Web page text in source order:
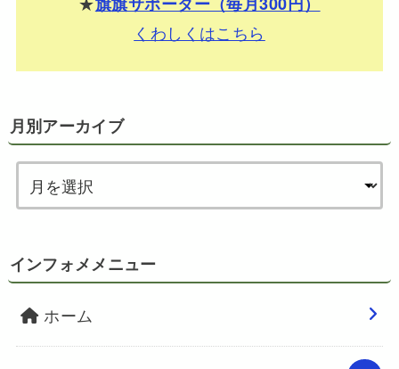
くわしくはこちら
月別アーカイブ
インフォメメニュー
ホーム